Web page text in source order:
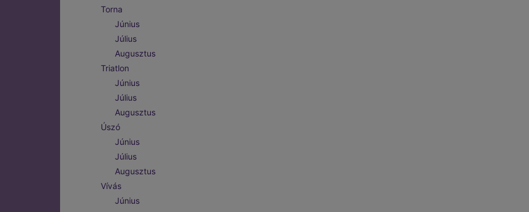
Torna
Június
Július
Augusztus
Triatlon
Június
Július
Augusztus
Úszó
Június
Július
Augusztus
Vívás
Június